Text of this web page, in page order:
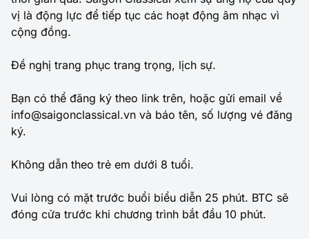
vị là động lực để tiếp tục các hoạt động âm nhạc vì
cộng đồng.
Đề nghị trang phục trang trọng, lịch sự.
Bạn có thể đăng ký theo link trên, hoặc gửi email về
info@saigonclassical.vn và báo tên, số lượng vé đăng
ký.
Không dẫn theo trẻ em dưới 8 tuổi.
Vui lòng có mặt trước buổi biểu diễn 25 phút. BTC sẽ
đóng cửa trước khi chương trình bắt đầu 10 phút.